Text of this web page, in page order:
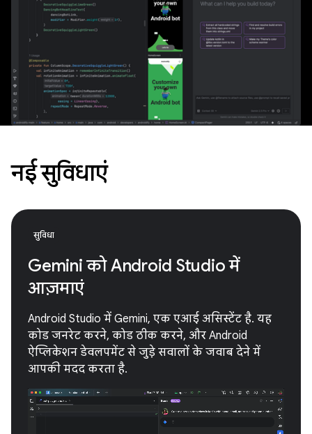
नई सुविधाएं
सुविधा
Gemini को Android Studio में
आज़माएं
Android Studio में Gemini, एक एआई असिस्टेंट है. यह
कोड जनरेट करने, कोड ठीक करने, और Android
ऐप्लिकेशन डेवलपमेंट से जुड़े सवालों के जवाब देने में
आपकी मदद करता है.